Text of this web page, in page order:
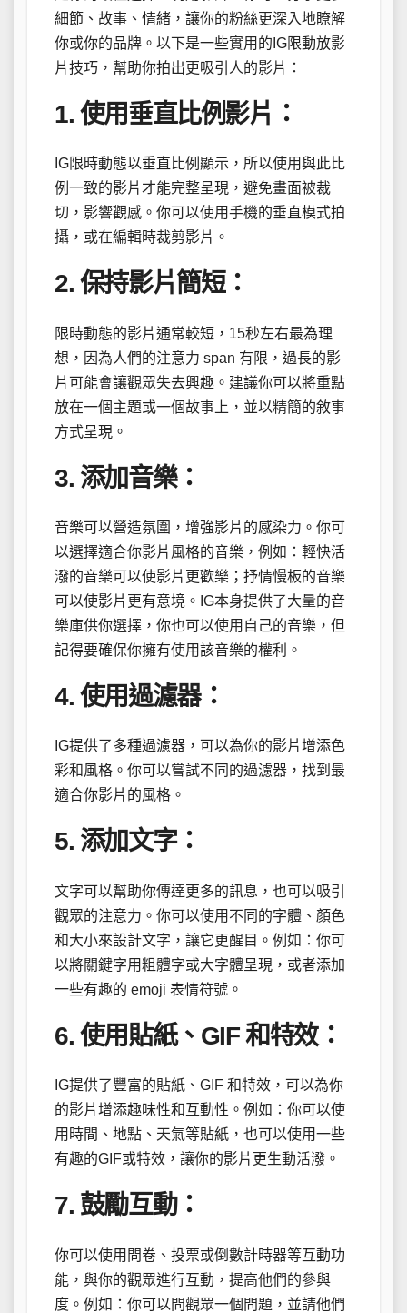
細節、故事、情緒，讓你的粉絲更深入地瞭解
你或你的品牌。以下是一些實用的IG限動放影
片技巧，幫助你拍出更吸引人的影片：
1. 使用垂直比例影片：
IG限時動態以垂直比例顯示，所以使用與此比
例一致的影片才能完整呈現，避免畫面被裁
切，影響觀感。你可以使用手機的垂直模式拍
攝，或在編輯時裁剪影片。
2. 保持影片簡短：
限時動態的影片通常較短，15秒左右最為理
想，因為人們的注意力 span 有限，過長的影
片可能會讓觀眾失去興趣。建議你可以將重點
放在一個主題或一個故事上，並以精簡的敘事
方式呈現。
3. 添加音樂：
音樂可以營造氛圍，增強影片的感染力。你可
以選擇適合你影片風格的音樂，例如：輕快活
潑的音樂可以使影片更歡樂；抒情慢板的音樂
可以使影片更有意境。IG本身提供了大量的音
樂庫供你選擇，你也可以使用自己的音樂，但
記得要確保你擁有使用該音樂的權利。
4. 使用過濾器：
IG提供了多種過濾器，可以為你的影片增添色
彩和風格。你可以嘗試不同的過濾器，找到最
適合你影片的風格。
5. 添加文字：
文字可以幫助你傳達更多的訊息，也可以吸引
觀眾的注意力。你可以使用不同的字體、顏色
和大小來設計文字，讓它更醒目。例如：你可
以將關鍵字用粗體字或大字體呈現，或者添加
一些有趣的 emoji 表情符號。
6. 使用貼紙、GIF 和特效：
IG提供了豐富的貼紙、GIF 和特效，可以為你
的影片增添趣味性和互動性。例如：你可以使
用時間、地點、天氣等貼紙，也可以使用一些
有趣的GIF或特效，讓你的影片更生動活潑。
7. 鼓勵互動：
你可以使用問卷、投票或倒數計時器等互動功
能，與你的觀眾進行互動，提高他們的參與
度。例如：你可以問觀眾一個問題，並請他們